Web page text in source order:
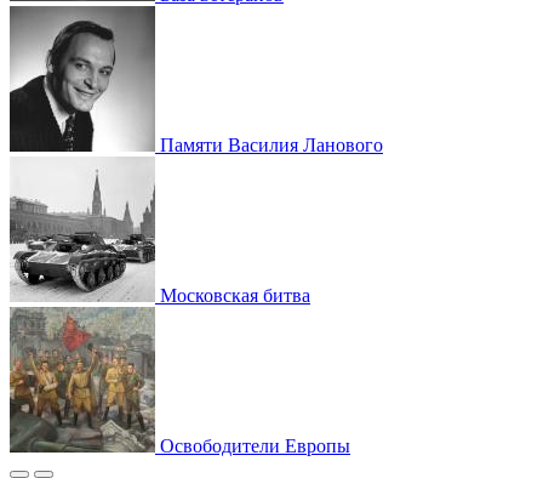
Памяти Василия Ланового
Московская битва
Освободители Европы